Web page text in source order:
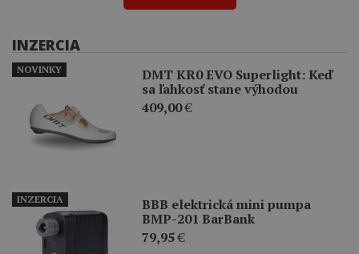
INZERCIA
DMT KR0 EVO Superlight: Keď
sa ľahkosť stane výhodou
409,00€
NOVINKY
BBB elektrická mini pumpa
BMP-201 BarBank
79,95€
INZERCIA